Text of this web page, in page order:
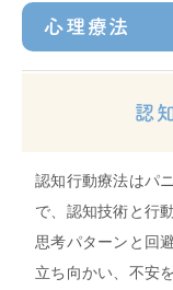
心理療法
認
認知行動療法はパ
で、認知技術と行
思考パターンと回
立ち向かい、不安